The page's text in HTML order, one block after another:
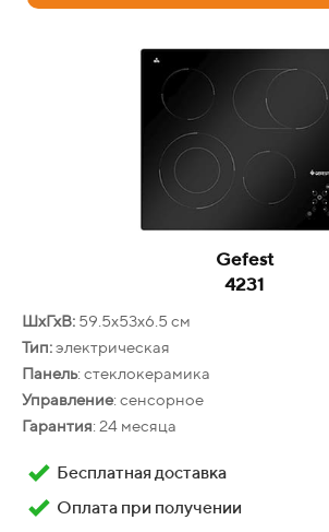
Gefest
4231
ШхГхВ: 59.5х53х6.5 см
Тип:электрическая
Панель: стеклокерамика
Управление: сенсорное
Гарантия: 24 месяца
Бесплатная доставка
Оплата при получении
Оплата при получении
Заказать выгодно
Kuppersberg
HO 656 T
ШхГхВ:59.5х 57.2 х 59.5 см
Фасад:
Конвекция: есть